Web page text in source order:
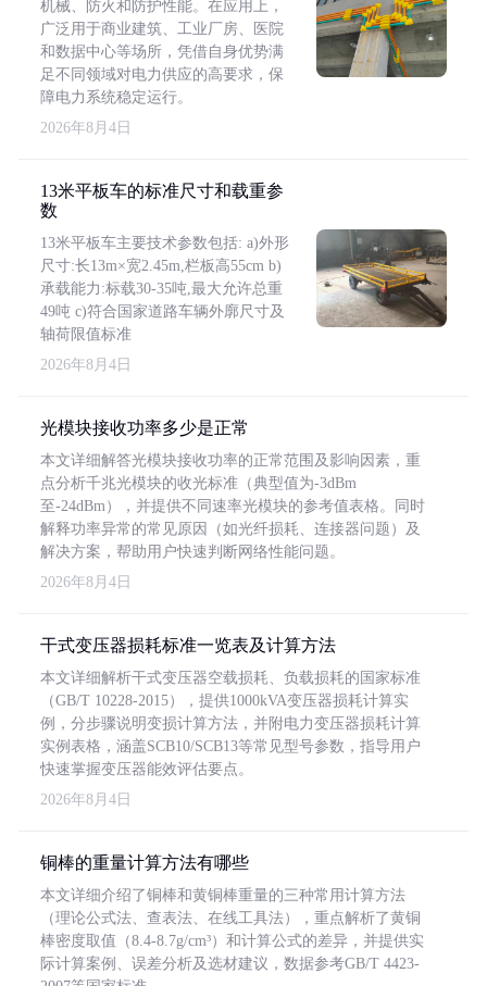
机械、防火和防护性能。在应用上，
广泛用于商业建筑、工业厂房、医院
和数据中心等场所，凭借自身优势满
足不同领域对电力供应的高要求，保
障电力系统稳定运行。
2026年8月4日
13米平板车的标准尺寸和载重参
数
13米平板车主要技术参数包括: a)外形
尺寸:长13m×宽2.45m,栏板高55cm b)
承载能力:标载30-35吨,最大允许总重
49吨 c)符合国家道路车辆外廓尺寸及
轴荷限值标准
2026年8月4日
光模块接收功率多少是正常
本文详细解答光模块接收功率的正常范围及影响因素，重
点分析千兆光模块的收光标准（典型值为-3dBm
至-24dBm），并提供不同速率光模块的参考值表格。同时
解释功率异常的常见原因（如光纤损耗、连接器问题）及
解决方案，帮助用户快速判断网络性能问题。
2026年8月4日
干式变压器损耗标准一览表及计算方法
本文详细解析干式变压器空载损耗、负载损耗的国家标准
（GB/T 10228-2015），提供1000kVA变压器损耗计算实
例，分步骤说明变损计算方法，并附电力变压器损耗计算
实例表格，涵盖SCB10/SCB13等常见型号参数，指导用户
快速掌握变压器能效评估要点。
2026年8月4日
铜棒的重量计算方法有哪些
本文详细介绍了铜棒和黄铜棒重量的三种常用计算方法
（理论公式法、查表法、在线工具法），重点解析了黄铜
棒密度取值（8.4-8.7g/cm³）和计算公式的差异，并提供实
际计算案例、误差分析及选材建议，数据参考GB/T 4423-